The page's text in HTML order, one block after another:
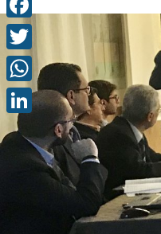
Facebook
Twitter
WhatsApp
LinkedIn